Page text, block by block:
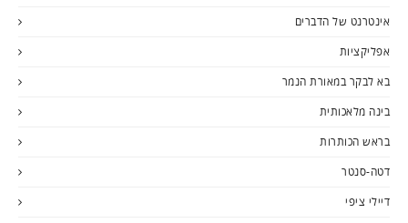
אינטרנט של הדברים
אפליקציות
בא לבקר במאורת הנמר
בינה מלאכותית
בראש הכותרות
דטה-סנטר
דיילי ציפי